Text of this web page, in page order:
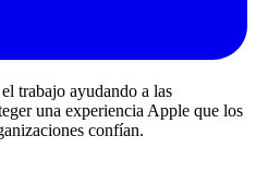
trabajo ayudando a las
una experiencia Apple que los
confían.